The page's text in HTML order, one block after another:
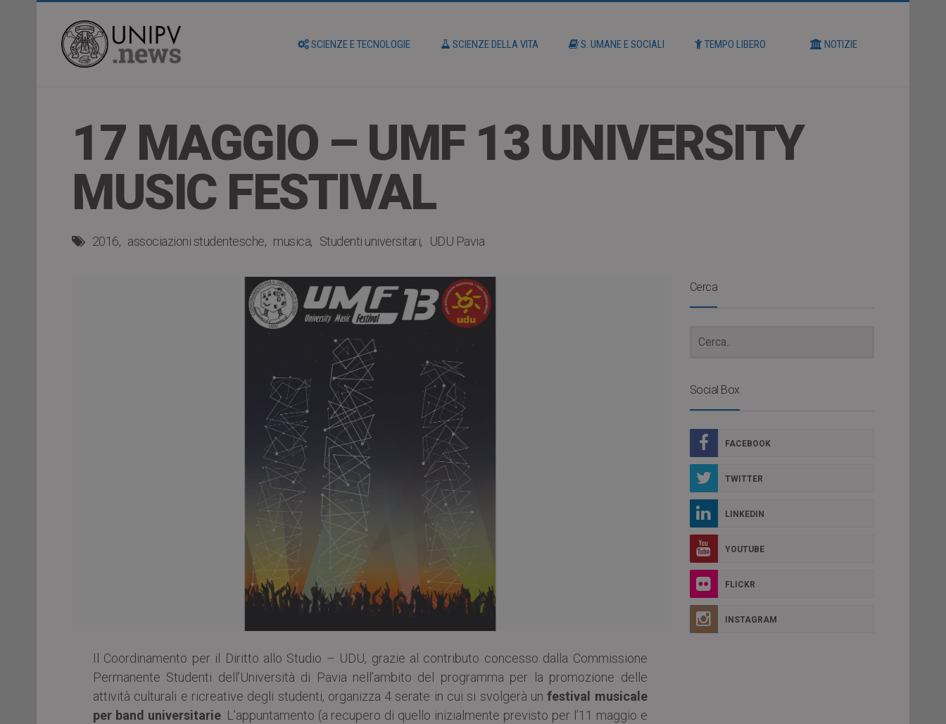
SCIENZE E TECNOLOGIE SCIENZE DELLA VITA S. UMANE E SOCIALI TEMPO LIBERO NOTIZIE
17 MAGGIO – UMF 13 UNIVERSITY
MUSIC FESTIVAL
2016 associazioni studentesche musica Studenti universitari UDU Pavia
Il Coordinamento per il Diritto allo Studio – UDU, grazie al contributo concesso dalla Commissione
Permanente Studenti dell’Università di Pavia nell’ambito del programma per la promozione delle
attività culturali e ricreative degli studenti, organizza 4 serate in cui si svolgerà unfestival musicale
per band universitarie. L’appuntamento (a recupero di quello inizialmente previsto per l’11 maggio e
Cerca
Social Box
FACEBOOK
TWITTER
LINKEDIN
YOUTUBE
FLICKR
INSTAGRAM